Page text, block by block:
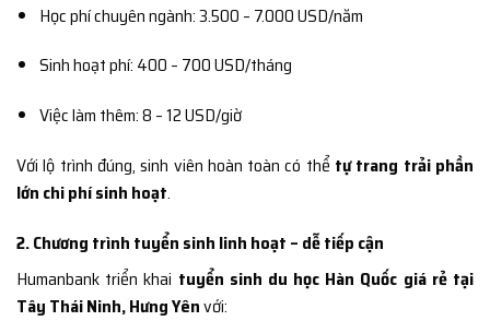
Học phí chuyên ngành: 3.500 – 7.000 USD/năm
Sinh hoạt phí: 400 – 700 USD/tháng
Việc làm thêm: 8 – 12 USD/giờ
Với lộ trình đúng, sinh viên hoàn toàn có thể tự trang trải phần
lớn chi phí sinh hoạt.
2. Chương trình tuyển sinh linh hoạt – dễ tiếp cận
Humanbank triển khai tuyển sinh du học Hàn Quốc giá rẻ tại
Tây Thái Ninh, Hưng Yênvới: